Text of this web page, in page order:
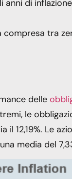
anni di
tra
delle
le
12,19%. Le
media del